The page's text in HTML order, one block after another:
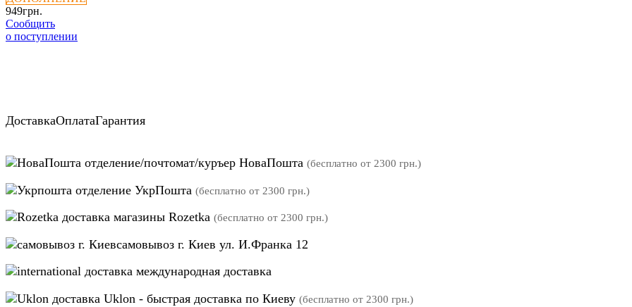
949грн.
Сообщить
о поступлении
ДоставкаОплатаГарантия
отделение/почтомат/куръер НоваПошта (бесплатно от 2300 грн.)
отделение УкрПошта (бесплатно от 2300 грн.)
магазины Rozetka (бесплатно от 2300 грн.)
самовывоз г. Киев ул. И.Франка 12
международная доставка
Uklon - быстрая доставка по Киеву (бесплатно от 2300 грн.)